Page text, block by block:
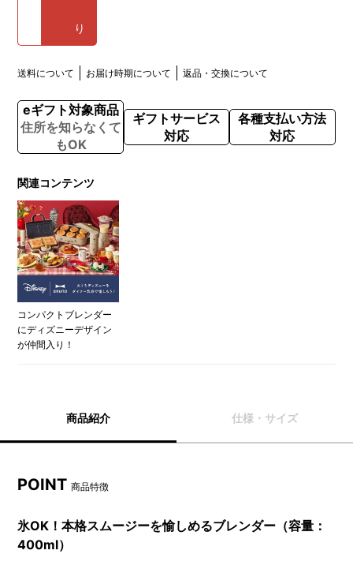
り
送料について お届け時期について 返品・交換について
eギフト対象商品
住所を知らなくて
もOK
ギフトサービス
対応
各種支払い方法
対応
関連コンテンツ
コンパクトブレンダー
にディズニーデザイン
が仲間入り！
商品紹介 仕様・サイズ
POINT商品特徴
氷OK！本格スムージーを愉しめるブレンダー（容量：
400ml）